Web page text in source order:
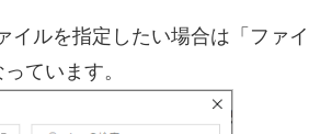
イルを指定したい場合は「ファイ
ています。